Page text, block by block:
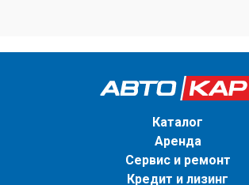
Каталог
Аренда
Сервис и ремонт
Кредит и лизинг